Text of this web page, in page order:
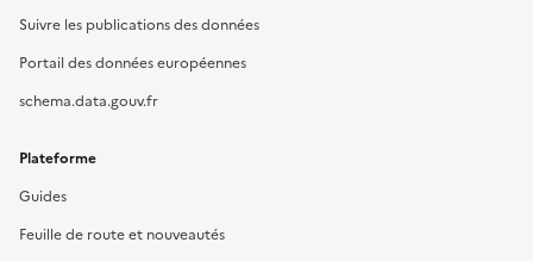
Suivre les publications des données
Portail des données européennes
schema.data.gouv.fr
Plateforme
Guides
Feuille de route et nouveautés